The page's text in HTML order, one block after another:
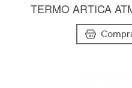
TERMO ARTICA